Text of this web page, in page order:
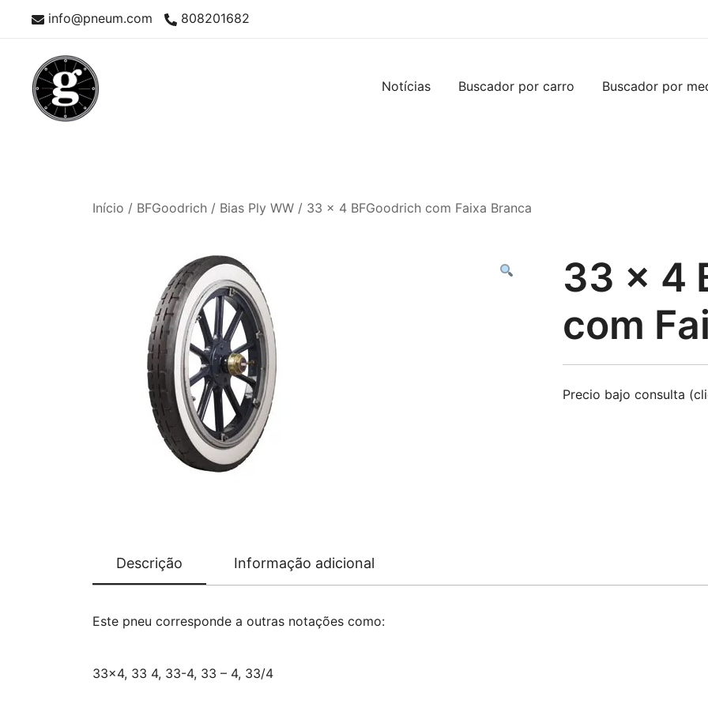
info@pneum.com 808201682
Notícias Buscador por carro Buscador por
Início / BFGoodrich / Bias Ply WW / 33 x 4 BFGoodrich com Faixa Branca
33 x 4
com
Precio bajo consulta
Descrição Informação adicional
Este pneu corresponde a outras notações como:
33×4, 33 4, 33-4, 33 – 4, 33/4